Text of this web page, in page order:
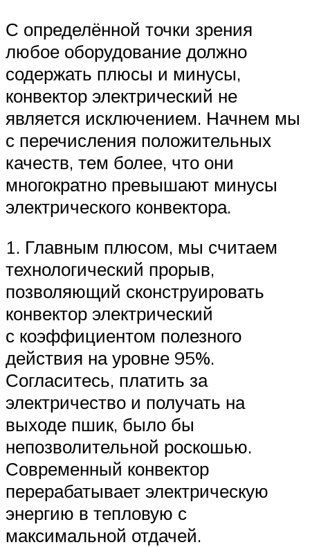
С определённой точки зрения
любое оборудование должно
содержать плюсы и минусы,
конвектор электрический не
является исключением. Начнем мы
с перечисления положительных
качеств, тем более, что они
многократно превышают минусы
электрического конвектора.
1. Главным плюсом, мы считаем
технологический прорыв,
позволяющий сконструировать
конвектор электрический
с коэффициентом полезного
действия на уровне 95%.
Согласитесь, платить за
электричество и получать на
выходе пшик, было бы
непозволительной роскошью.
Современный конвектор
перерабатывает электрическую
энергию в тепловую с
максимальной отдачей.